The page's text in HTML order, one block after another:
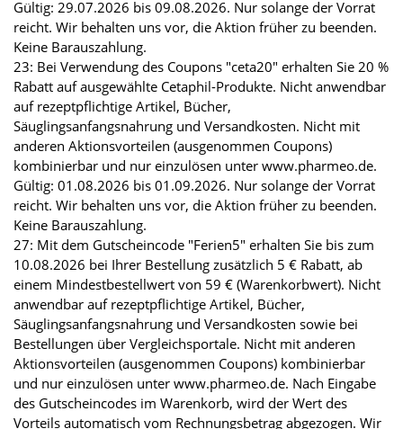
Gültig: 29.07.2026 bis 09.08.2026. Nur solange der Vorrat
reicht. Wir behalten uns vor, die Aktion früher zu beenden.
Keine Barauszahlung.
23: Bei Verwendung des Coupons "ceta20" erhalten Sie 20 %
Rabatt auf ausgewählte Cetaphil-Produkte. Nicht anwendbar
auf rezeptpflichtige Artikel, Bücher,
Säuglingsanfangsnahrung und Versandkosten. Nicht mit
anderen Aktionsvorteilen (ausgenommen Coupons)
kombinierbar und nur einzulösen unter www.pharmeo.de.
Gültig: 01.08.2026 bis 01.09.2026. Nur solange der Vorrat
reicht. Wir behalten uns vor, die Aktion früher zu beenden.
Keine Barauszahlung.
27: Mit dem Gutscheincode "Ferien5" erhalten Sie bis zum
10.08.2026 bei Ihrer Bestellung zusätzlich 5 € Rabatt, ab
einem Mindestbestellwert von 59 € (Warenkorbwert). Nicht
anwendbar auf rezeptpflichtige Artikel, Bücher,
Säuglingsanfangsnahrung und Versandkosten sowie bei
Bestellungen über Vergleichsportale. Nicht mit anderen
Aktionsvorteilen (ausgenommen Coupons) kombinierbar
und nur einzulösen unter www.pharmeo.de. Nach Eingabe
des Gutscheincodes im Warenkorb, wird der Wert des
Vorteils automatisch vom Rechnungsbetrag abgezogen. Wir